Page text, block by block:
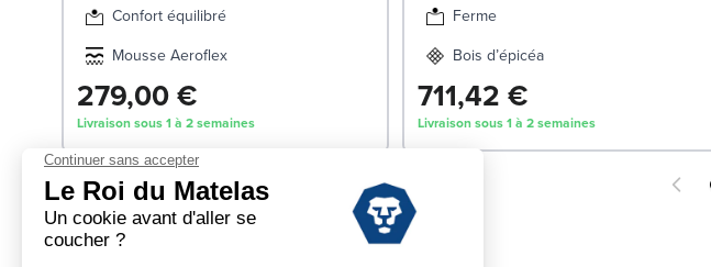
Confort équilibré
Mousse Aeroflex
279,00 €
Livraison sous 1 à 2 semaines
Ferme
Bois d’épicéa
711,42 €
Livraison sous 1 à 2 semaines